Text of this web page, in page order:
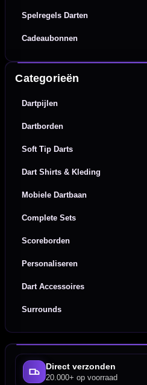
Spelregels Darten
Cadeaubonnen
Categorieën
Dartpijlen
Dartborden
Soft Tip Darts
Dart Shirts & Kleding
Mobiele Dartbaan
Complete Sets
Scoreborden
Personaliseren
Dart Accessoires
Surrounds
Direct verzonden
20.000+ op voorraad